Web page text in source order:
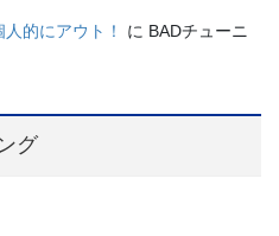
的にアウト！ に BADチューニ
グ